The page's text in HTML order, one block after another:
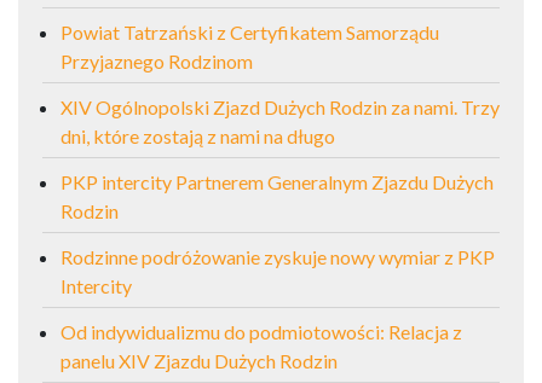
Powiat Tatrzański z Certyfikatem Samorządu
Przyjaznego Rodzinom
XIV Ogólnopolski Zjazd Dużych Rodzin za nami. Trzy
dni, które zostają z nami na długo
PKP intercity Partnerem Generalnym Zjazdu Dużych
Rodzin
Rodzinne podróżowanie zyskuje nowy wymiar z PKP
Intercity
Od indywidualizmu do podmiotowości: Relacja z
panelu XIV Zjazdu Dużych Rodzin